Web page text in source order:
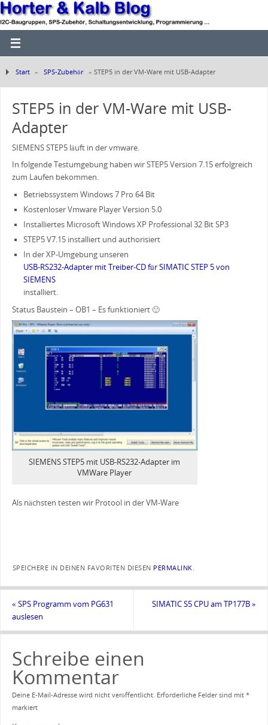
Start » SPS-Zubehör » STEP5 in der VM-Ware mit USB-Adapter
STEP5 in der VM-Ware mit USB-
Adapter
SIEMENS STEP5 läuft in der vmware.
In folgende Testumgebung haben wir STEP5 Version 7.15 erfolgreich
zum Laufen bekommen.
Betriebssystem Windows 7 Pro 64 Bit
Kostenloser Vmware Player Version 5.0
Installiertes Microsoft Windows XP Professional 32 Bit SP3
STEP5 V7.15 installiert und authorisiert
In der XP-Umgebung unseren
USB-RS232-Adapter mit Treiber-CD für SIMATIC STEP 5 von
SIEMENS
installiert.
Status Baustein – OB1 – Es funktioniert 🙂
SIEMENS STEP5 mit USB-RS232-Adapter im
VMWare Player
Als nächsten testen wir Protool in der VM-Ware
SPEICHERE IN DEINEN FAVORITEN DIESEN PERMALINK.
« SPS Programm vom PG631
auslesen
SIMATIC S5 CPU am TP177B»
Schreibe einen
Kommentar
Deine E-Mail-Adresse wird nicht veröffentlicht. Erforderliche Felder sind mit *
markiert